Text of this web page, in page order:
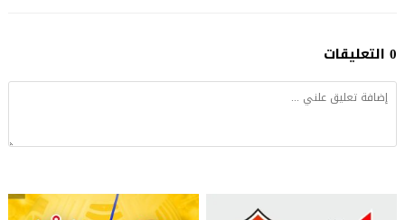
0 التعليقات